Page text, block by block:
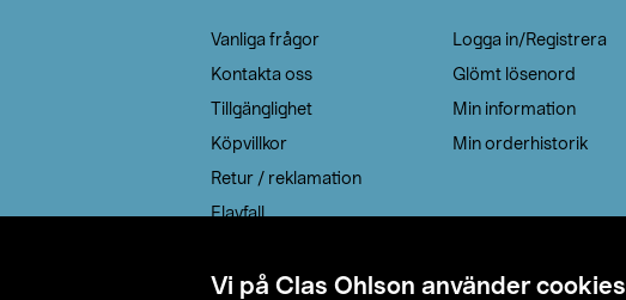
Vi på Clas Ohlson använder cookies
Vanliga frågor
Kontakta oss
Tillgänglighet
Köpvillkor
Retur / reklamation
Elavfall
Leveransalternativ
Logga in/Registrera
Glömt lösenord
Min information
Min orderhistorik